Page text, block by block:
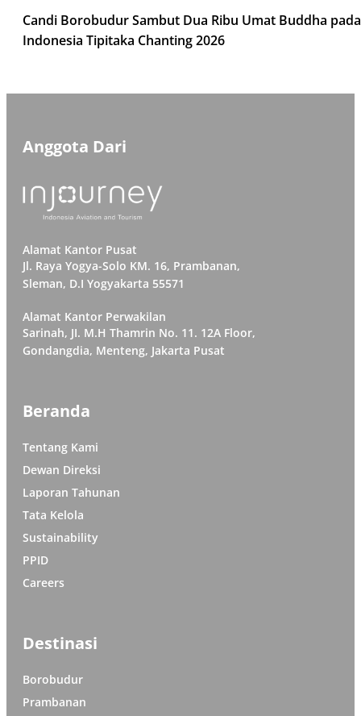
Candi Borobudur Sambut Dua Ribu Umat Buddha pada
Indonesia Tipitaka Chanting 2026
Anggota Dari
Alamat Kantor Pusat
Jl. Raya Yogya-Solo KM. 16, Prambanan,
Sleman, D.I Yogyakarta 55571
Alamat Kantor Perwakilan
Sarinah, JI. M.H Thamrin No. 11. 12A Floor,
Gondangdia, Menteng, Jakarta Pusat
Beranda
Tentang Kami
Dewan Direksi
Laporan Tahunan
Tata Kelola
Sustainability
PPID
Careers
Destinasi
Borobudur
Prambanan